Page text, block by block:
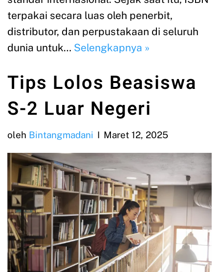
terpakai secara luas oleh penerbit,
distributor, dan perpustakaan di seluruh
dunia untuk… Selengkapnya »
Tips Lolos Beasiswa
S-2 Luar Negeri
oleh Bintangmadani Maret 12, 2025